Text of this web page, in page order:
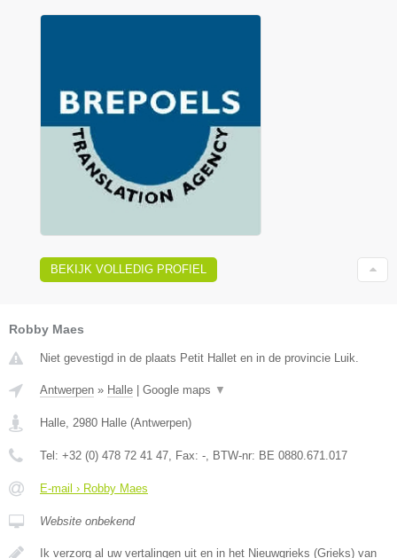
BEKIJK VOLLEDIG PROFIEL
Robby Maes
Niet gevestigd in de plaats Petit Hallet en in de provincie Luik.
Antwerpen » Halle | Google maps ▼
Halle 2980 Halle (Antwerpen)
Tel: +32 (0) 478 72 41 47 , Fax: - , BTW-nr: BE 0880.671.017
E-mail › Robby Maes
Website onbekend
Ik verzorg al uw vertalingen uit en in het Nieuwgrieks (Grieks) van